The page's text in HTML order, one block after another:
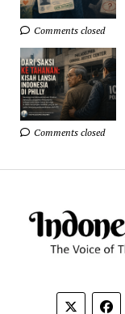
Comments closed
Comments closed